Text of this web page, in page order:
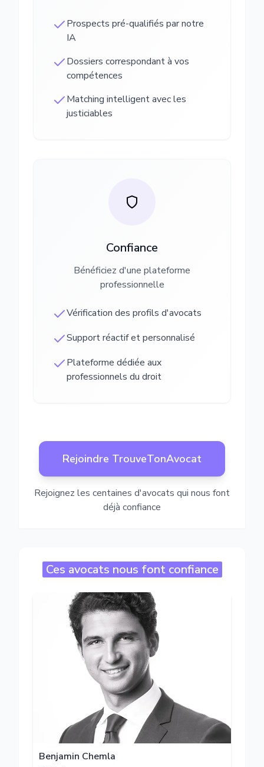
Prospects pré-qualifiés par notre
IA
Dossiers correspondant à vos
compétences
Matching intelligent avec les
justiciables
Confiance
Bénéficiez d'une plateforme
professionnelle
Vérification des profils d'avocats
Support réactif et personnalisé
Plateforme dédiée aux
professionnels du droit
Rejoindre TrouveTonAvocat
Rejoignez les centaines d'avocats qui nous font
déjà confiance
Ces avocats nous font confiance
Benjamin Chemla